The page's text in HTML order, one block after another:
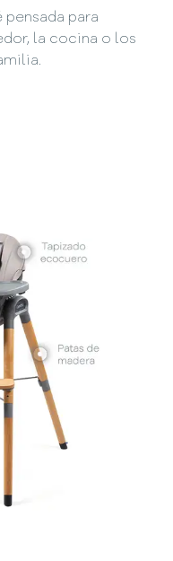
para
la cocina o los